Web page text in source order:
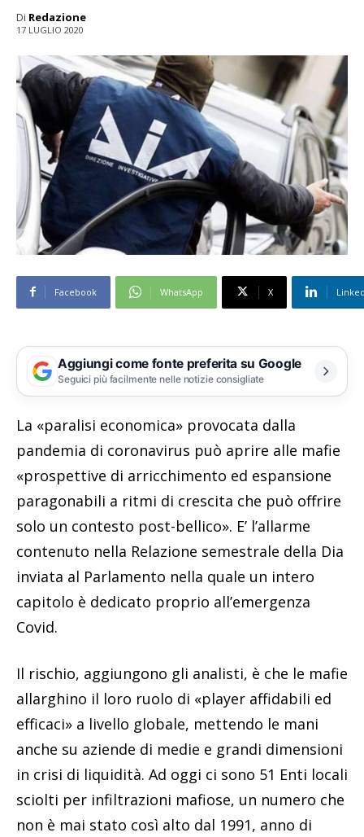
Di Redazione
17 LUGLIO 2020
Facebook WhatsApp X
Aggiungi come fonte preferita su Google
Seguici più facilmente nelle notizie consigliate
La «paralisi economica» provocata dalla
pandemia di coronavirus può aprire alle mafie
«prospettive di arricchimento ed espansione
paragonabili a ritmi di crescita che può offrire
solo un contesto post-bellico». E’ l’allarme
contenuto nella Relazione semestrale della Dia
inviata al Parlamento nella quale un intero
capitolo è dedicato proprio all’emergenza
Covid.
Il rischio, aggiungono gli analisti, è che le mafie
allarghino il loro ruolo di «player affidabili ed
efficaci» a livello globale, mettendo le mani
anche su aziende di medie e grandi dimensioni
in crisi di liquidità. Ad oggi ci sono 51 Enti locali
sciolti per infiltrazioni mafiose, un numero che
non è mai stato così alto dal 1991, anno di